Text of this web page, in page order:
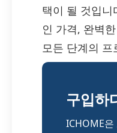
택이 될 것입니
인 가격, 완벽
모든 단계의 프
구입
ICHOME은